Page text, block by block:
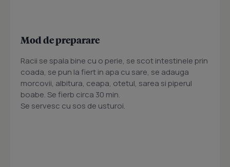
Mod de preparare
Racii se spala bine cu o perie, se scot intestinele prin
coada, se pun la fiert in apa cu sare, se adauga
morcovii, albitura, ceapa, otetul, sarea si piperul
boabe. Se fierb circa 30 min.
Se servesc cu sos de usturoi.